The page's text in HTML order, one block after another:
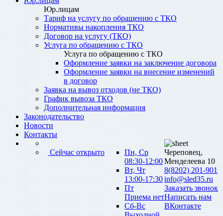
Юр.лицам
Тариф на услугу по обращению с ТКО
Нормативы накопления ТКО
Договор на услугу (ТКО)
Услуга по обращению с ТКО
Услуга по обращению с ТКО
Оформление заявки на заключение договора
Оформление заявки на внесение изменений
в договор
Заявка на вывоз отходов (не ТКО)
График вывоза ТКО
Дополнительная информация
Законодательство
Новости
Контакты
Сейчас открыто
Пн, Ср
08:30-12:00
Вт, Чт
13:00-17:30
Пт
Приема нет
Сб-Вс
Череповец,
Менделеева 10
8(8202) 201-901
info@sled35.ru
Заказать звонок
Написать нам
ВКонтакте